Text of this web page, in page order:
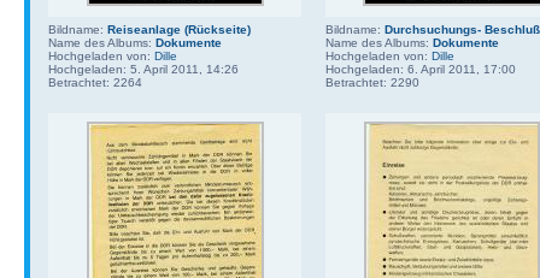
Bildname: Reiseanlage (Rückseite)
Name des Albums: Dokumente
Hochgeladen von: Dille
Hochgeladen: 5. April 2011, 14:26
Betrachtet: 2264
Bildname: Durchsuchungs- Beschluß
Name des Albums: Dokumente
Hochgeladen von: Dille
Hochgeladen: 6. April 2011, 17:00
Betrachtet: 2290